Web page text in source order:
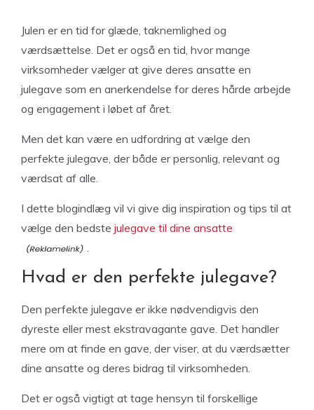
Julen er en tid for glæde, taknemlighed og
værdsættelse. Det er også en tid, hvor mange
virksomheder vælger at give deres ansatte en
julegave som en anerkendelse for deres hårde arbejde
og engagement i løbet af året.
Men det kan være en udfordring at vælge den
perfekte julegave, der både er personlig, relevant og
værdsat af alle.
I dette blogindlæg vil vi give dig inspiration og tips til at
vælge den bedste julegave til dine ansatte
.
Hvad er den perfekte julegave?
Den perfekte julegave er ikke nødvendigvis den
dyreste eller mest ekstravagante gave. Det handler
mere om at finde en gave, der viser, at du værdsætter
dine ansatte og deres bidrag til virksomheden.
Det er også vigtigt at tage hensyn til forskellige